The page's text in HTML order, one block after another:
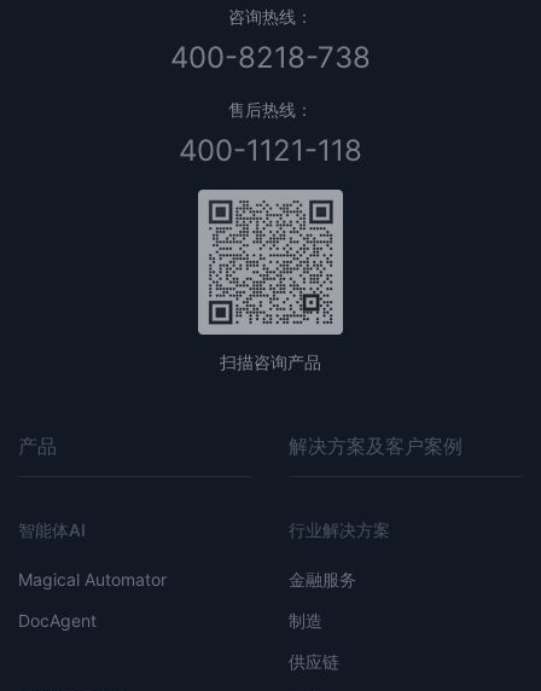
咨询热线：
400-8218-738
售后热线：
400-1121-118
扫描咨询产品
产品
智能体AI
Magical Automator
DocAgent
解决方案及客户案例
行业解决方案
金融服务
制造
供应链